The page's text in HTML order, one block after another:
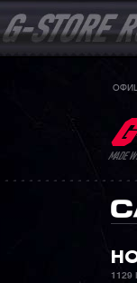
MADE
1129